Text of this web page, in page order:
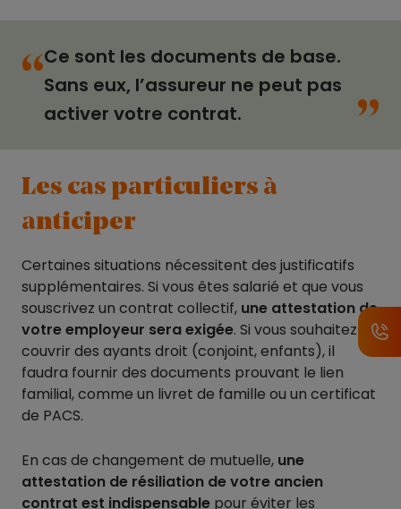
“Ce sont les documents de base.
Sans eux, l’assureur ne peut pas
activer votre contrat.
“
Les cas particuliers à
anticiper
Certaines situations nécessitent des justificatifs
supplémentaires. Si vous êtes salarié et que vous
souscrivez un contrat collectif, une attestation de
votre employeur sera exigée. Si vous souhaitez
couvrir des ayants droit (conjoint, enfants), il
faudra fournir des documents prouvant le lien
familial, comme un livret de famille ou un certificat
de PACS.
En cas de changement de mutuelle, une
attestation de résiliation de votre ancien
contrat est indispensable pour éviter les